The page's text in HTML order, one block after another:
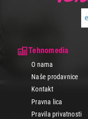
Tehnomedia
O nama
Naše prodavnice
Kontakt
Pravna lica
Pravila privatnosti